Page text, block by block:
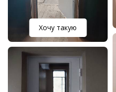
Хочу такую